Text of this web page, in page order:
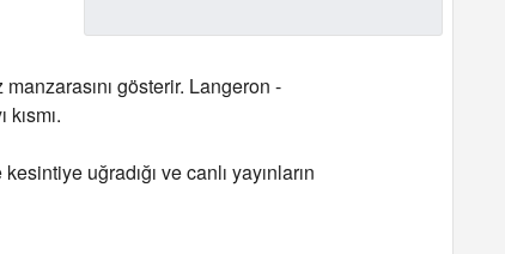
gösterir. Langeron -
uğradığı ve canlı yayınların